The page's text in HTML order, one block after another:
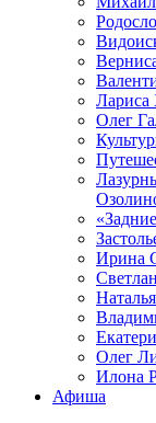
Лариса
Олег
Ирина
Олег
Илона
Афиша